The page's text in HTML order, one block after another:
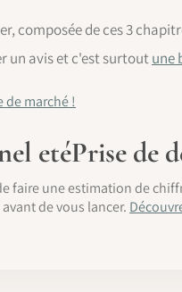
composée de ces 3
un avis et c'est surtoutune
de marché !
etéPrise de
faire une estimation de
de vous lancer.